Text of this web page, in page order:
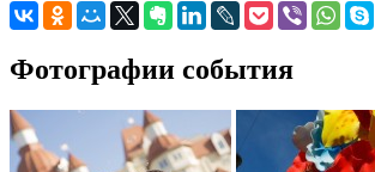
Фотографии события